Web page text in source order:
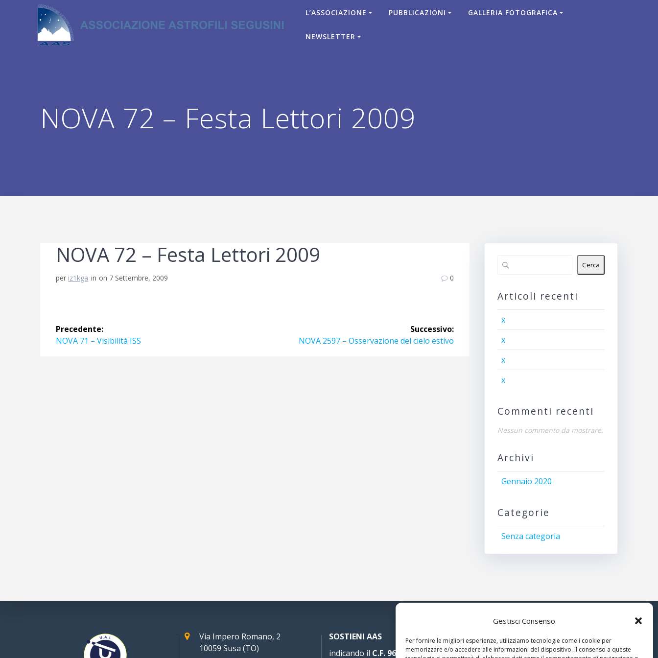
Gestisci Consenso
Per fornire le migliori esperienze, utilizziamo tecnologie come i cookie per
memorizzare e/o accedere alle informazioni del dispositivo. Il consenso a queste
L’ASSOCIAZIONE PUBBLICAZIONI GALLERIA FOTOGRAFICA
NEWSLETTER
NOVA 72 – Festa Lettori 2009
NOVA 72 – Festa Lettori 2009
per iz1kga in on 7 Settembre, 2009 0
Navigazione
articoli
Precedente:
Articolo
NOVA 71 – Visibilità ISS
Successivo:
Articolo
NOVA 2597 – Osservazione del cielo estivo
Cerca
Articoli recenti
x
x
x
x
Commenti recenti
Nessun commento da mostrare.
Archivi
Gennaio 2020
Categorie
Senza categoria
Via Impero Romano, 2
10059 Susa (TO)
SOSTIENI AAS
indicando il C.F. 96020930010nella
© 2026 Associazione Astrofili
Segusini